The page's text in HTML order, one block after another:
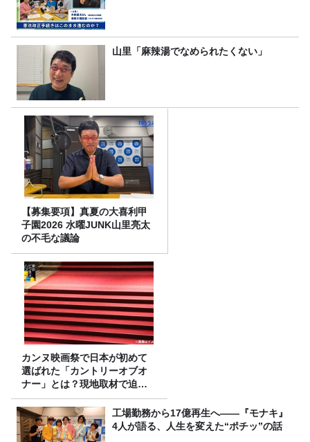
山里「麻辣湯でなめられたくない」
【募集要項】真夏の大喜利甲
子園2026 水曜JUNK山里亮太
の不毛な議論
カンヌ映画祭で日本が初めて
選ばれた「カントリーオブオ
ナー」とは？現地取材で迫る
選出の意味
工場勤務から17億再生へ——『モナキ』
4人が語る、人生を変えた“ポチッ”の話